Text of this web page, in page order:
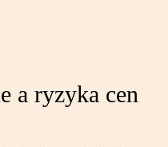
a ryzyka cen